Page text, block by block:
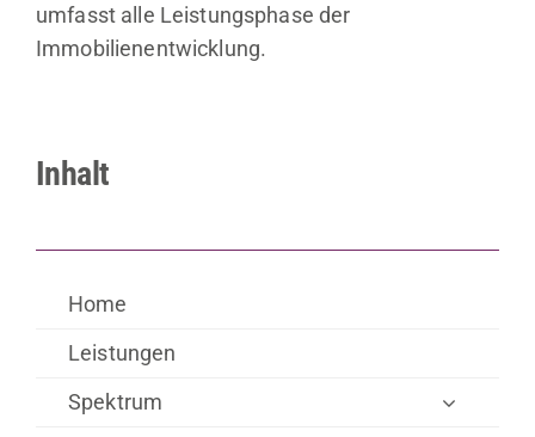
umfasst alle Leistungsphase der
Immobilienentwicklung.
Inhalt
Home
Leistungen
Spektrum